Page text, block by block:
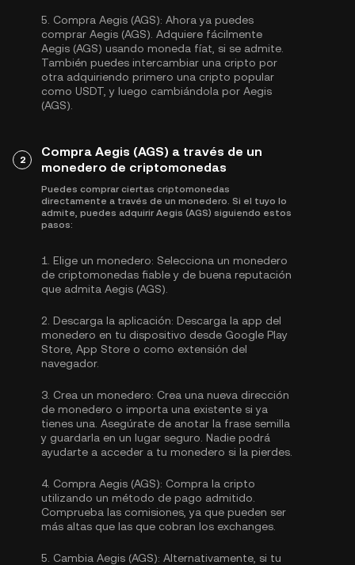
5. Compra Aegis (AGS): Ahora ya puedes
comprar Aegis (AGS). Adquiere fácilmente
Aegis (AGS) usando moneda fíat, si se admite.
También puedes intercambiar una cripto por
otra adquiriendo primero una cripto popular
como USDT , y luego cambiándola por Aegis
(AGS).
2
Compra Aegis (AGS) a través de un
monedero de criptomonedas
Puedes comprar ciertas criptomonedas
directamente a través de un monedero. Si el tuyo lo
admite, puedes adquirir Aegis (AGS) siguiendo estos
pasos:
1. Elige un monedero: Selecciona un monedero
de criptomonedas fiable y de buena reputación
que admita Aegis (AGS).
2. Descarga la aplicación: Descarga la app del
monedero en tu dispositivo desde Google Play
Store, App Store o como extensión del
navegador.
3. Crea un monedero: Crea una nueva dirección
de monedero o importa una existente si ya
tienes una. Asegúrate de anotar la frase semilla
y guardarla en un lugar seguro. Nadie podrá
ayudarte a acceder a tu monedero si la pierdes.
4. Compra Aegis (AGS): Compra la cripto
utilizando un método de pago admitido.
Comprueba las comisiones, ya que pueden ser
más altas que las que cobran los exchanges.
5. Cambia Aegis (AGS): Alternativamente, si tu